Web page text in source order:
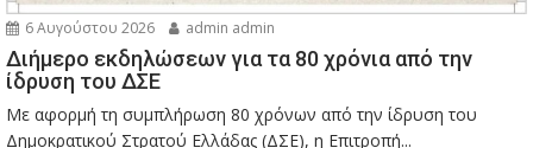
6 Αυγούστου 2026 admin admin
Διήμερο εκδηλώσεων για τα 80 χρόνια από την
ίδρυση του ΔΣΕ
Με αφορμή τη συμπλήρωση 80 χρόνων από την ίδρυση του
Δημοκρατικού Στρατού Ελλάδας (ΔΣΕ), η Επιτροπή...